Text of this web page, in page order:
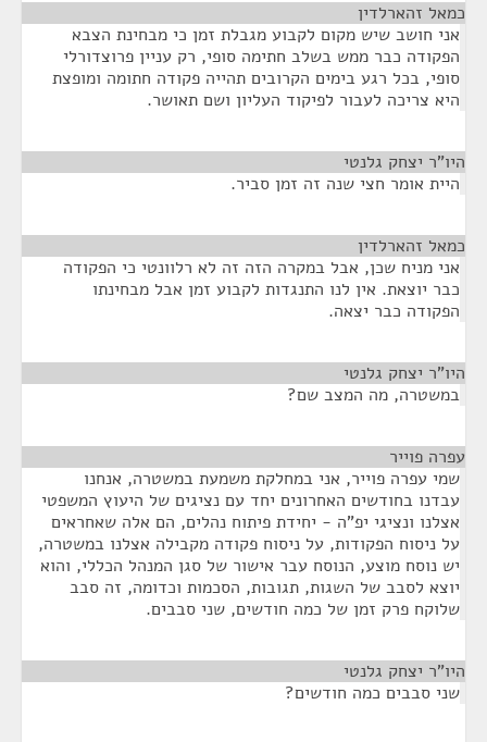
כמאל זהארלדין
אני חושב שיש מקום לקבוע מגבלת זמן כי מבחינת הצבא
הפקודה כבר ממש בשלב חתימה סופי, רק עניין פרוצדורלי
סופי, בכל רגע בימים הקרובים תהייה פקודה חתומה ומופצת
היא צריכה לעבור לפיקוד העליון ושם תאושר.
היו"ר יצחק גלנטי
היית אומר חצי שנה זה זמן סביר.
כמאל זהארלדין
אני מניח שכן, אבל במקרה הזה זה לא רלוונטי כי הפקודה
כבר יוצאת. אין לנו התנגדות לקבוע זמן אבל מבחינתו
הפקודה כבר יצאה.
היו"ר יצחק גלנטי
במשטרה, מה המצב שם?
עפרה פוייר
שמי עפרה פוייר, אני במחלקת משמעת במשטרה, אנחנו
עבדנו בחודשים האחרונים יחד עם נציגים של היעוץ המשפטי
אצלנו ונציגי יפ"ה - יחידת פיתוח נהלים, הם אלה שאחראים
על ניסוח הפקודות, על ניסוח פקודה מקבילה אצלנו במשטרה,
יש נוסח מוצע, הנוסח עבר אישור של סגן המנהל הכללי, והוא
יוצא לסבב של השגות, תגובות, הסכמות וכדומה, זה סבב
שלוקח פרק זמן של כמה חודשים, שני סבבים.
היו"ר יצחק גלנטי
שני סבבים כמה חודשים?